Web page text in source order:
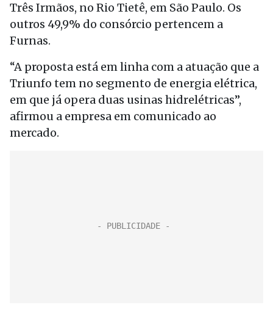
Três Irmãos, no Rio Tietê, em São Paulo. Os
outros 49,9% do consórcio pertencem a
Furnas.
“A proposta está em linha com a atuação que a
Triunfo tem no segmento de energia elétrica,
em que já opera duas usinas hidrelétricas”,
afirmou a empresa em comunicado ao
mercado.